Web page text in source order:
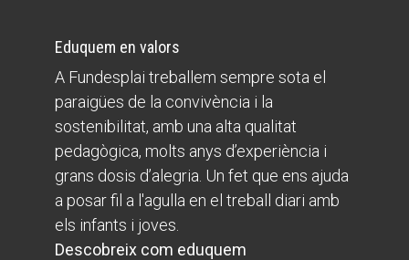
Eduquem en valors
A Fundesplai treballem sempre sota el
paraigües de la convivència i la
sostenibilitat, amb una alta qualitat
pedagògica, molts anys d’experiència i
grans dosis d’alegria. Un fet que ens ajuda
a posar fil a l'agulla en el treball diari amb
els infants i joves.
Descobreix com eduquem